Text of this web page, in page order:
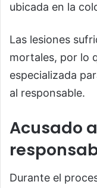
ubicada en la
Las lesiones
mortales, por lo
especializada
al responsable.
Acusado
Durante el